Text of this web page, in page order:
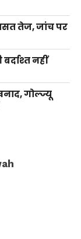
तेज, जांच पर
नहीं
गोल्ज्यू